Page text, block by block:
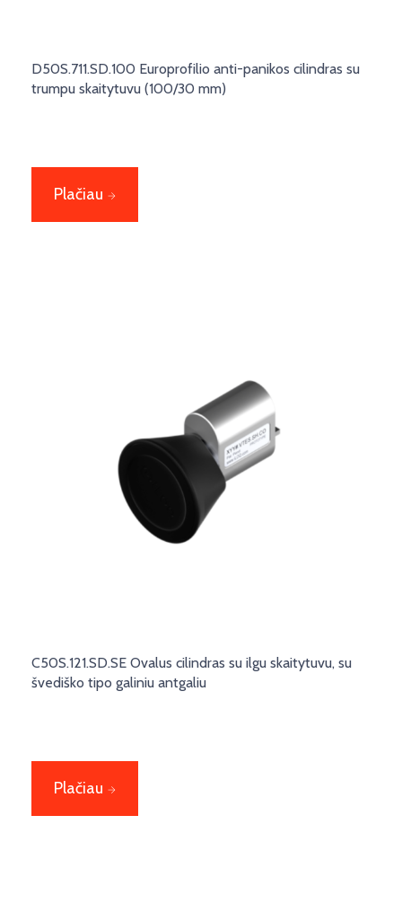
D50S.711.SD.100 Europrofilio anti-panikos cilindras su
trumpu skaitytuvu (100/30 mm)
Plačiau
C50S.121.SD.SE Ovalus cilindras su ilgu skaitytuvu, su
švediško tipo galiniu antgaliu
Plačiau